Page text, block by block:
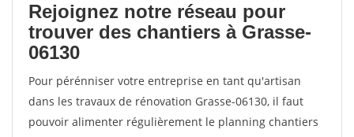
Rejoignez notre réseau pour
trouver des chantiers à Grasse-
06130
Pour pérénniser votre entreprise en tant qu'artisan
dans les travaux de rénovation Grasse-06130, il faut
pouvoir alimenter régulièrement le planning chantiers